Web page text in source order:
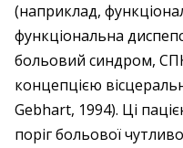
(наприклад,
функціональна
больовий синдром, СПК
концепцією
Gebhart, 1994). Ці
поріг больової